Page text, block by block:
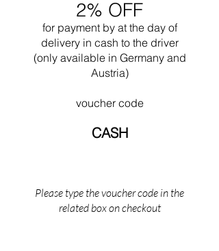
2% OFF
for payment by at the day of
delivery in cash to the driver
(only available in Germany and
Austria)
voucher code
CASH
Please type the voucher code in the
related box on checkout